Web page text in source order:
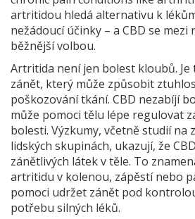
artritidou hledá alternativu k
nežádoucí účinky – a CBD se mezi
běžnější volbou.
Artritida není jen bolest kloubů.
zánět, který může způsobit
poškozování tkání. CBD nezabíjí
může pomoci tělu lépe regulovat
bolesti. Výzkumy, včetně studií na
lidských skupinách, ukazují, že
zánětlivých látek v těle. To
artritidu v kolenou, zápěstí nebo
pomoci udržet zánět pod
potřebu silných léků.